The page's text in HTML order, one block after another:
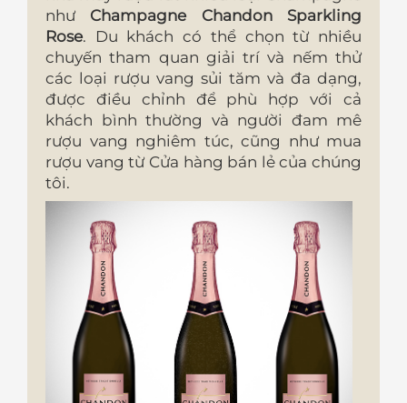
như Champagne Chandon Sparkling
Rose. Du khách có thể chọn từ nhiều
chuyến tham quan giải trí và nếm thử
các loại rượu vang sủi tăm và đa dạng,
được điều chỉnh để phù hợp với cả
khách bình thường và người đam mê
rượu vang nghiêm túc, cũng như mua
rượu vang từ Cửa hàng bán lẻ của chúng
tôi.